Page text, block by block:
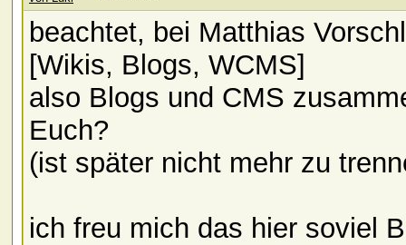
beachtet, bei Matthias
[Wikis, Blogs, WCMS]
also Blogs und CMS
Euch?
(ist später nicht mehr zu
ich freu mich das hier soviel